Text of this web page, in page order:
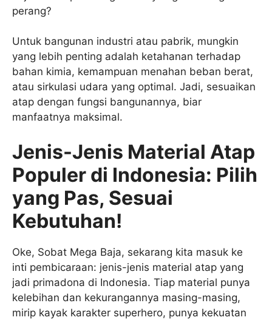
perang?
Untuk bangunan industri atau pabrik, mungkin
yang lebih penting adalah ketahanan terhadap
bahan kimia, kemampuan menahan beban berat,
atau sirkulasi udara yang optimal. Jadi, sesuaikan
atap dengan fungsi bangunannya, biar
manfaatnya maksimal.
Jenis-Jenis Material Atap
Populer di Indonesia: Pilih
yang Pas, Sesuai
Kebutuhan!
Oke, Sobat Mega Baja, sekarang kita masuk ke
inti pembicaraan: jenis-jenis material atap yang
jadi primadona di Indonesia. Tiap material punya
kelebihan dan kekurangannya masing-masing,
mirip kayak karakter superhero, punya kekuatan